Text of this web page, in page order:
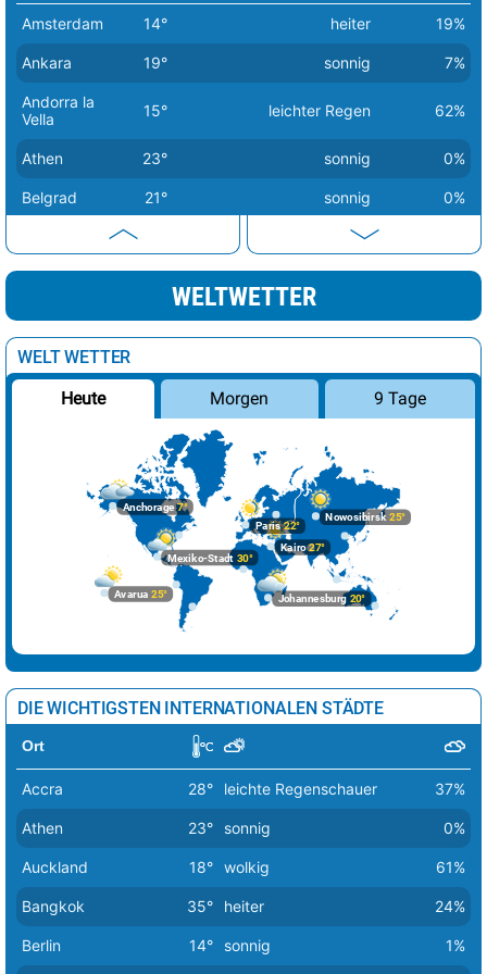
Amsterdam 14° heiter 19%
Ankara 19° sonnig 7%
Andorra la
Vella
15° leichter Regen 62%
Athen 23° sonnig 0%
Belgrad 21° sonnig 0%
sonnig
Bern 20° sonnig 2%
Brüssel
Budapest
21° heiter
16° leichte Regenschauer
7° wolkig
11° Schneeregen
Ljubljana 22° sonnig
London 61%
Luxemburg heiter 15%
Madrid 3%
Minsk
leichte Schnee /
69%
Moskau
Nikosia
WELTWETTER
WELT WETTER
Heute Morgen 9 Tage
Kairo27°
Johannesburg20°
Anchorage7°
Paris22°
Avarua 25°
Mexiko-Stadt30°
Nowosibirsk 25°
DIE WICHTIGSTEN INTERNATIONALEN STÄDTE
Ort
Accra 28° leichte Regenschauer 37%
Athen 23° sonnig 0%
Auckland 18° wolkig 61%
Bangkok 35° heiter 24%
Berlin 14° sonnig 1%